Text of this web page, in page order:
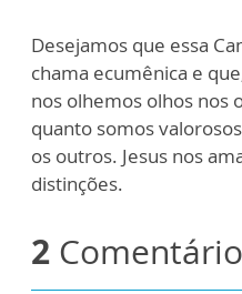
Desejamos que essa
chama ecumênica e
nos olhemos olhos nos
quanto somos
os outros. Jesus nos
distinções.
2